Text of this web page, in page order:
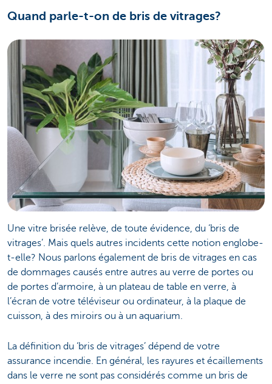
Quand parle-t-on de bris de vitrages?
Une vitre brisée relève, de toute évidence, du ‘bris de
vitrages’. Mais quels autres incidents cette notion englobe-
t-elle? Nous parlons également de bris de vitrages en cas
de dommages causés entre autres au verre de portes ou
de portes d’armoire, à un plateau de table en verre, à
l’écran de votre téléviseur ou ordinateur, à la plaque de
cuisson, à des miroirs ou à un aquarium.
La définition du ‘bris de vitrages’ dépend de votre
assurance incendie. En général, les rayures et écaillements
dans le verre ne sont pas considérés comme un bris de